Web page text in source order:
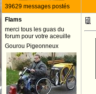
39629 messages postés
Flams
merci tous les guas du
forum pour votre aceuille
Gourou Pigeonneux